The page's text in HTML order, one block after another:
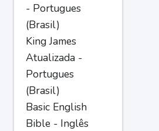
- Portugues
(Brasil)
King James
Atualizada -
Portugues
(Brasil)
Basic English
Bible - Inglês